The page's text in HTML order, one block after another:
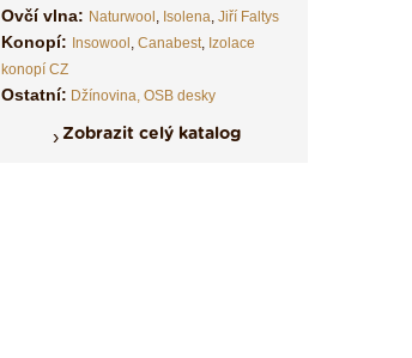
Ovčí vlna: Naturwool , Isolena, Jiří Faltys
Konopí: Insowool , Canabest, Izolace
konopí CZ
Ostatní: Džínovina, OSB desky
Zobrazit celý katalog